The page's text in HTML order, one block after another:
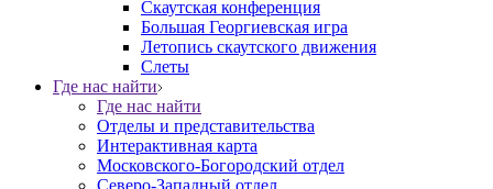
Cкаутская конференция
Большая Георгиевская игра
Летопись скаутского движения
Слеты
Где нас найти
Где нас найти
Отделы и представительства
Интерактивная карта
Московского-Богородский отдел
Северо-Западный отдел